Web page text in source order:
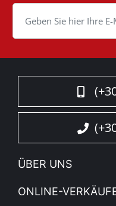
ÜBER UNS
Firma
ONLINE-